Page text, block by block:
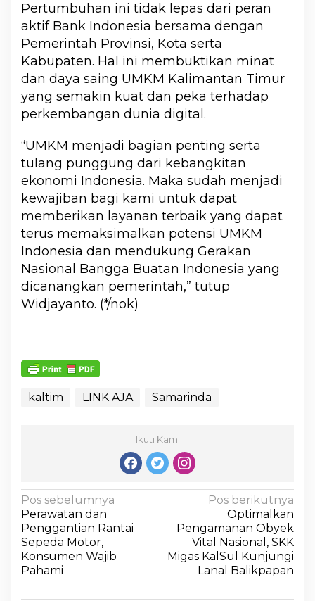
Pertumbuhan ini tidak lepas dari peran
aktif Bank Indonesia bersama dengan
Pemerintah Provinsi, Kota serta
Kabupaten. Hal ini membuktikan minat
dan daya saing UMKM Kalimantan Timur
yang semakin kuat dan peka terhadap
perkembangan dunia digital.
“UMKM menjadi bagian penting serta
tulang punggung dari kebangkitan
ekonomi Indonesia. Maka sudah menjadi
kewajiban bagi kami untuk dapat
memberikan layanan terbaik yang dapat
terus memaksimalkan potensi UMKM
Indonesia dan mendukung Gerakan
Nasional Bangga Buatan Indonesia yang
dicanangkan pemerintah,” tutup
Widjayanto. (*/nok)
kaltim LINK AJA Samarinda
Ikuti Kami
Pos sebelumnya
Perawatan dan
Penggantian Rantai
Sepeda Motor,
Konsumen Wajib
Pahami
Pos berikutnya
Optimalkan
Pengamanan Obyek
Vital Nasional, SKK
Migas KalSul Kunjungi
Lanal Balikpapan